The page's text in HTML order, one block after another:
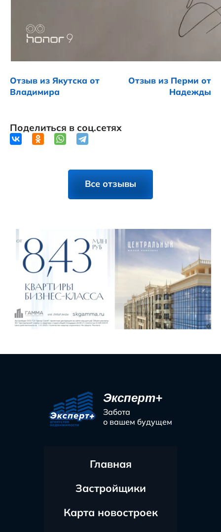
Отзыв из Якутска от
Владимира
Отзыв из Перми от
Надежды
Поделиться в соц.сетях
Все отзывы
Эксперт+
Забота
о вашем будущем
Главная
Застройщики
Карта новостроек